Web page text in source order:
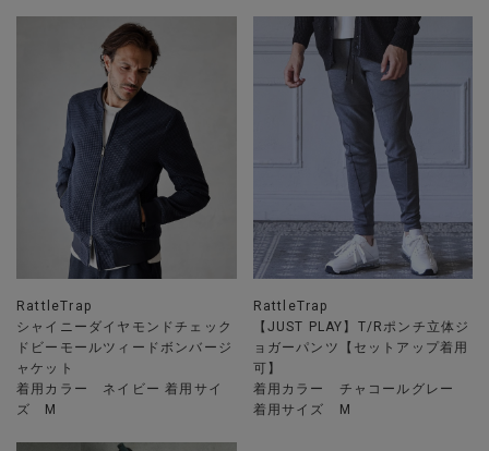
RattleTrap
シャイニーダイヤモンドチェック
ドビーモールツィードボンバージ
ャケット
着用カラー ネイビー 着用サイ
ズ M
RattleTrap
【JUST PLAY】T/Rポンチ立体ジ
ョガーパンツ【セットアップ着用
可】
着用カラー チャコールグレー
着用サイズ M